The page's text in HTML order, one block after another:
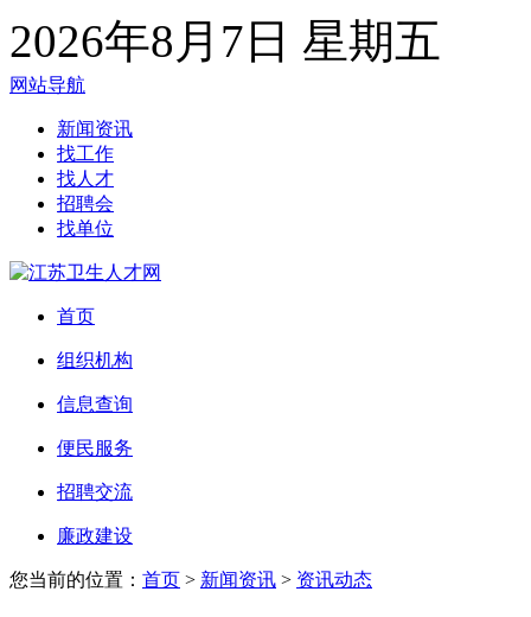
2026年8月7日 星期五
网站导航
新闻资讯
找工作
找人才
招聘会
找单位
首页
组织机构
信息查询
便民服务
招聘交流
廉政建设
您当前的位置： 首页 > 新闻资讯 > 资讯动态